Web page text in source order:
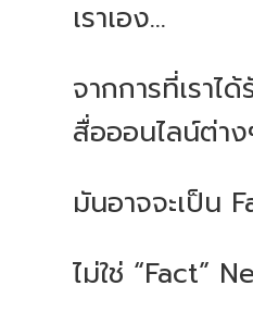
เราเอง...
จากการที่เราไ
สื่อออนไลน์ต่าง
มันอาจจะเป็น
ไม่ใช่ “Fact”